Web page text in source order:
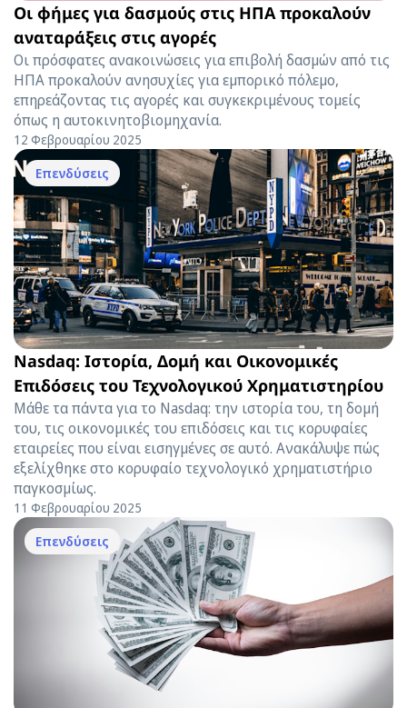
Οι φήμες για δασμούς στις ΗΠΑ προκαλούν
αναταράξεις στις αγορές
Οι πρόσφατες ανακοινώσεις για επιβολή δασμών από τις
ΗΠΑ προκαλούν ανησυχίες για εμπορικό πόλεμο,
επηρεάζοντας τις αγορές και συγκεκριμένους τομείς
όπως η αυτοκινητοβιομηχανία.
12 Φεβρουαρίου 2025
Επενδύσεις
Nasdaq: Ιστορία, Δομή και Οικονομικές
Επιδόσεις του Τεχνολογικού Χρηματιστηρίου
Μάθε τα πάντα για το Nasdaq: την ιστορία του, τη δομή
του, τις οικονομικές του επιδόσεις και τις κορυφαίες
εταιρείες που είναι εισηγμένες σε αυτό. Ανακάλυψε πώς
εξελίχθηκε στο κορυφαίο τεχνολογικό χρηματιστήριο
παγκοσμίως.
11 Φεβρουαρίου 2025
Επενδύσεις